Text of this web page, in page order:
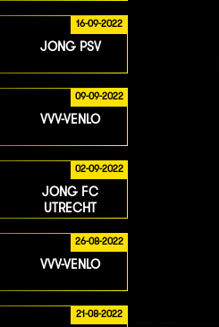
16-09-2022
JONG PSV
09-09-2022
VVV-VENLO
02-09-2022
JONG FC
UTRECHT
26-08-2022
VVV-VENLO
21-08-2022